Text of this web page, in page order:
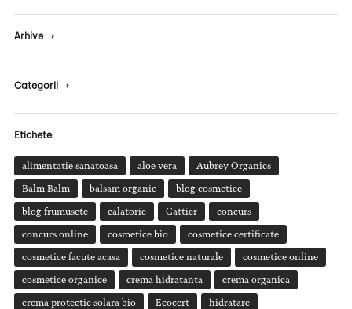
Arhive ›
Categorii ›
Etichete
alimentatie sanatoasa aloe vera Aubrey Organics
Balm Balm balsam organic blog cosmetice
blog frumusete calatorie Cattier concurs
concurs online cosmetice bio cosmetice certificate
cosmetice facute acasa cosmetice naturale cosmetice online
cosmetice organice crema hidratanta crema organica
crema protectie solara bio Ecocert hidratare